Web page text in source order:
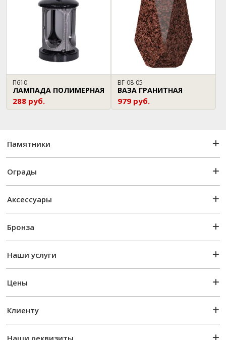
П610
ЛАМПАДА ПОЛИМЕРНАЯ
288 руб.
ВГ-08-05
ВАЗА ГРАНИТНАЯ
979 руб.
Памятники
Ограды
Аксессуары
Бронза
Наши услуги
Цены
Клиенту
Наши реквизиты